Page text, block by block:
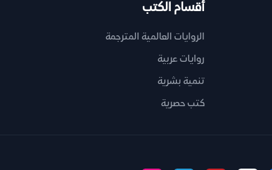
أقسام الكتب
الروايات العالمية المترجمة
روايات عربية
تنمية بشرية
كتب حصرية